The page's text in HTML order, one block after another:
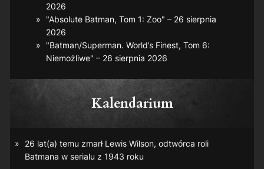
2026
"Absolute Batman, Tom 1: Zoo" – 26 sierpnia
2026
"Batman/Superman. World’s Finest, Tom 6:
Niemożliwe" – 26 sierpnia 2026
Kalendarium
26 lat(a) temu zmarł Lewis Wilson, odtwórca roli
Batmana w serialu z 1943 roku